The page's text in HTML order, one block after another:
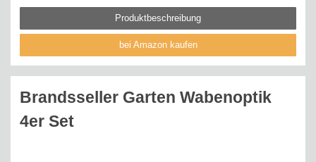
Produktbeschreibung
bei Amazon kaufen
Brandsseller Garten Wabenoptik
4er Set